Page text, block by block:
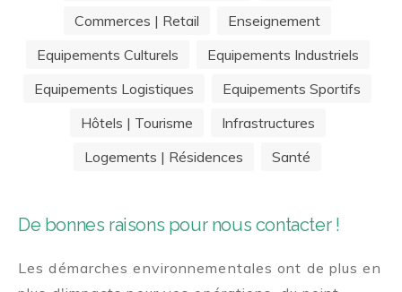
Commerces | Retail
Enseignement
Equipements Culturels
Equipements Industriels
Equipements Logistiques
Equipements Sportifs
Hôtels | Tourisme
Infrastructures
Logements | Résidences
Santé
De bonnes raisons pour nous contacter !
Les démarches environnementales ont de plus en